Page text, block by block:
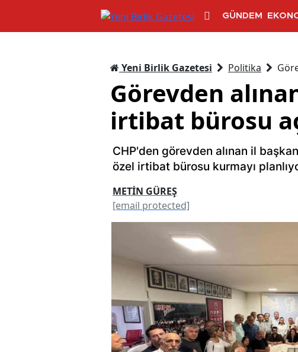
GÜNDEM
Yeni Birlik Gazetesi Politika
Görevden
irtibat bürosu
CHP'den görevden alınan il
özel irtibat bürosu kurmayı
METİN GÜREŞ
[email protected]